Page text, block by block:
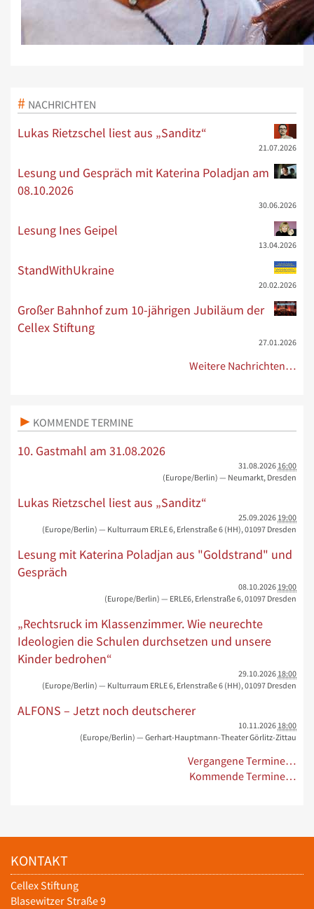
NACHRICHTEN
Lukas Rietzschel liest aus „Sanditz“
21.07.2026
Lesung und Gespräch mit Katerina Poladjan am
08.10.2026
30.06.2026
Lesung Ines Geipel
13.04.2026
StandWithUkraine
20.02.2026
Großer Bahnhof zum 10-jährigen Jubiläum der
Cellex Stiftung
27.01.2026
Weitere Nachrichten…
KOMMENDE TERMINE
10. Gastmahl am 31.08.2026
31.08.2026 16:00
(Europe/Berlin) — Neumarkt, Dresden
Lukas Rietzschel liest aus „Sanditz“
25.09.2026 19:00
(Europe/Berlin) — Kulturraum ERLE 6, Erlenstraße 6 (HH), 01097 Dresden
Lesung mit Katerina Poladjan aus "Goldstrand" und
Gespräch
08.10.2026 19:00
(Europe/Berlin) — ERLE6, Erlenstraße 6, 01097 Dresden
„Rechtsruck im Klassenzimmer. Wie neurechte
Ideologien die Schulen durchsetzen und unsere
Kinder bedrohen“
29.10.2026 18:00
(Europe/Berlin) — Kulturraum ERLE 6, Erlenstraße 6 (HH), 01097 Dresden
ALFONS – Jetzt noch deutscherer
10.11.2026 18:00
(Europe/Berlin) — Gerhart-Hauptmann-Theater Görlitz-Zittau
Vergangene Termine…
Kommende Termine…
KONTAKT
Cellex Stiftung
Blasewitzer Straße 9